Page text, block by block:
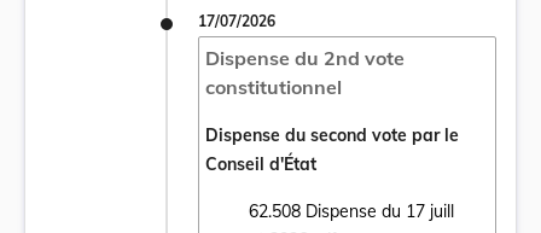
17/07/2026
Dispense du 2nd vote
constitutionnel
Dispense du second vote par le
Conseil d'État
62.508 Dispense du 17 juill